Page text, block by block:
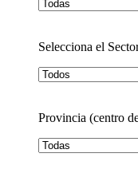
Selecciona el
Provincia (centro